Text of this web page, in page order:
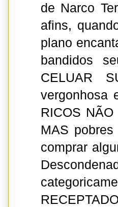
de Narco
afins,
plano
bandidos
CELUAR
vergonhosa
RICOS
MAS
comprar